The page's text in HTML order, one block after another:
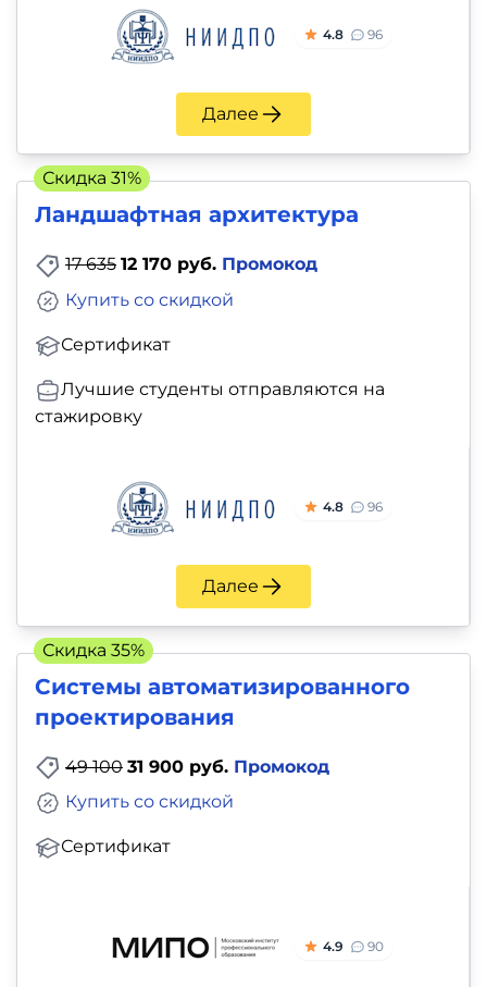
4.8 96
Далее
Ландшафтная архитектура
17 635 12 170 руб. Промокод
Сертификат
Купить со скидкой
Лучшие студенты отправляются на
стажировку
4.8 96
Далее
Скидка 31%
Системы автоматизированного
проектирования
49 100 31 900 руб. Промокод
Сертификат
Купить со скидкой
4.9 90
Скидка 35%